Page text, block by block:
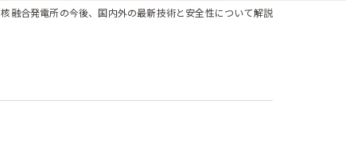
核融合発電所の今後、国内外の最新技術と安全性について解説